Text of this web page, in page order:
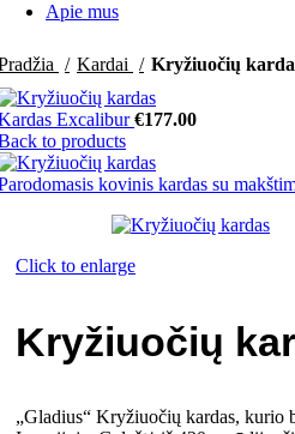
Apie mus
Kardai Kryžiuočių
Excalibur€177.00
to products
kovinis kardas su
Click to enlarge
Kryžiuočių
„Gladius“ Kryžiuočių kardas, kurio